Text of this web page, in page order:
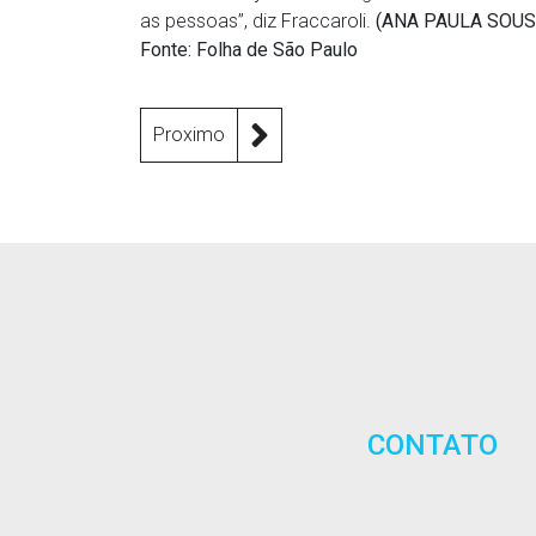
as pessoas”, diz Fraccaroli. (ANA PAULA
Fonte: Folha de São Paulo
Proximo
CONTATO